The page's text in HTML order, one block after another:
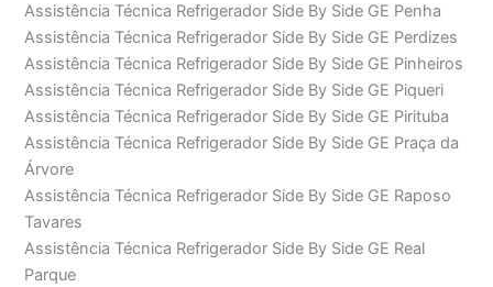
Assistência Técnica Refrigerador Side By Side GE Penha
Assistência Técnica Refrigerador Side By Side GE Perdizes
Assistência Técnica Refrigerador Side By Side GE Pinheiros
Assistência Técnica Refrigerador Side By Side GE Piqueri
Assistência Técnica Refrigerador Side By Side GE Pirituba
Assistência Técnica Refrigerador Side By Side GE Praça da
Árvore
Assistência Técnica Refrigerador Side By Side GE Raposo
Tavares
Assistência Técnica Refrigerador Side By Side GE Real
Parque